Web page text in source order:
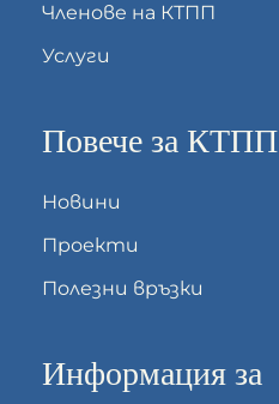
Членове на КТПП
Услуги
Повече за КТПП
Новини
Проекти
Полезни връзки
Информация за